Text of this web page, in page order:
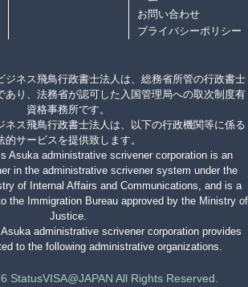
お問い合わせ
プライバシーポリシー
ジネス飛鳥行政書士法人は、総務省所管の行政書士
あり、法務省が認可した入国管理局への取次制度有
資格事務所です。
ネス飛鳥行政書士法人は、以下の行政機関等に係る
的サービスを提供致します。
Asuka administrative scrivener corporation is an
in the administrative scrivener system under the
of Internal Affairs and Communications, and is a
the Immigration Bureau approved by the Ministry of
Justice.
administrative scrivener corporation provides
to the following administrative organizations.
StatusVISA@JAPAN All Rights Reserved.